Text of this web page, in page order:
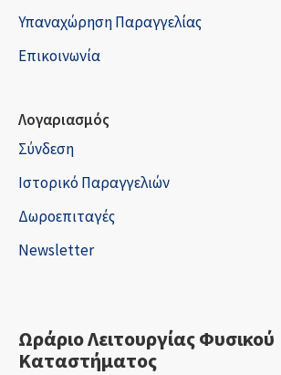
Υπαναχώρηση Παραγγελίας
Επικοινωνία
Λογαριασμός
Σύνδεση
Ιστορικό Παραγγελιών
Δωροεπιταγές
Newsletter
Ωράριο Λειτουργίας Φυσικού
Καταστήματος